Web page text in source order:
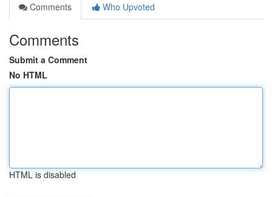
Comments
Who Upvoted
Comments
Submit a Comment
No HTML
HTML is disabled